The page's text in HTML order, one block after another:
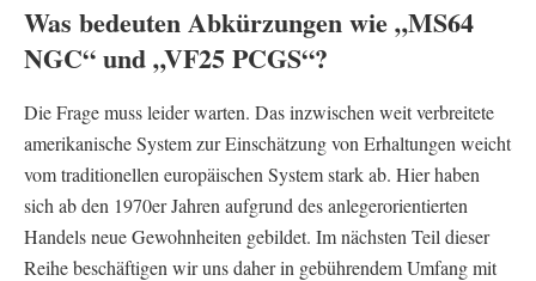
Was bedeuten Abkürzungen wie „MS64
NGC“ und „VF25 PCGS“?
Die Frage muss leider warten. Das inzwischen weit verbreitete
amerikanische System zur Einschätzung von Erhaltungen weicht
vom traditionellen europäischen System stark ab. Hier haben
sich ab den 1970er Jahren aufgrund des anlegerorientierten
Handels neue Gewohnheiten gebildet. Im nächsten Teil dieser
Reihe beschäftigen wir uns daher in gebührendem Umfang mit